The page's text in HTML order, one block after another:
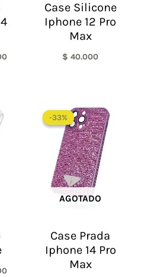
Case Silicone
Iphone 12 Pro
Max
$ 40.000
-33%
AGOTADO
-33%
Case Prada
Iphone 14 Pro
Max
precio
original
era:
$ 60.000.